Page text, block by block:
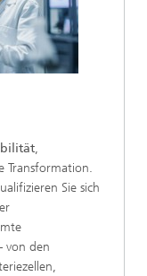
,
Transformation.
Sie sich
von den